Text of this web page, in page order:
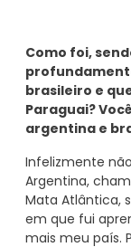
Como foi,
brasileiro e
Paraguai?
argentina e
Infelizmente
Argentina,
Mata Atlântica,
em que fui
mais meu país.